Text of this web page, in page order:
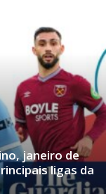
janeiro de
ligas da